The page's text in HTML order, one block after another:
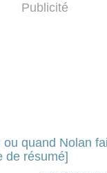
Publicité